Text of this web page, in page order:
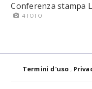
Conferenza stampa
4 FOTO
Termini d'uso